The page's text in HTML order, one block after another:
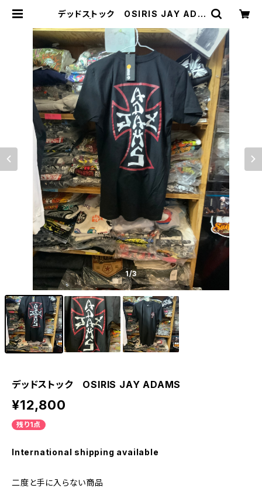
デッドストック OSIRIS JAY ADA
1/3
デッドストック OSIRIS JAY ADAMS
¥12,800
残り1点
International shipping available
二度と手に入らない商品